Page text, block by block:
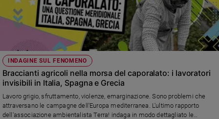
Arte
Famiglia
Genitori
e
figli
Scuola
INDAGINE SUL FENOMENO
Braccianti agricoli nella morsa del caporalato: i lavoratori
invisibili in Italia, Spagna e Grecia
Lavoro grigio, sfruttamento, violenze, emarginazione. Sono problemi che
attraversano le campagne dell'Europa mediterranea. L'ultimo rapporto
dell'associazione ambientalista Terra! indaga in modo dettagliato le